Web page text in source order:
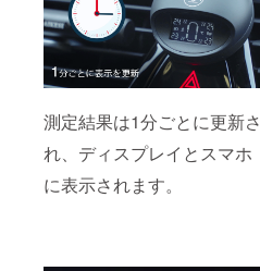
測定結果は1分ごとに更新さ
れ、ディスプレイとスマホ
に表示されます。